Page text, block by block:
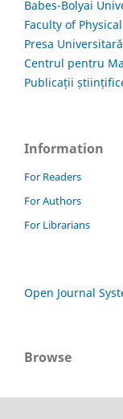
Babes-Bolyai
Faculty of
Presa
Centrul pentru
Publicații
Information
For Readers
For Authors
For Librarians
Open Journal
Browse